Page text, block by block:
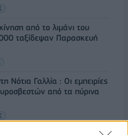
από το λιμάνι του
ταξίδεψαν Παρασκευή
Νότια Γαλλία : Οι εμπειρίες
από τα πύρινα